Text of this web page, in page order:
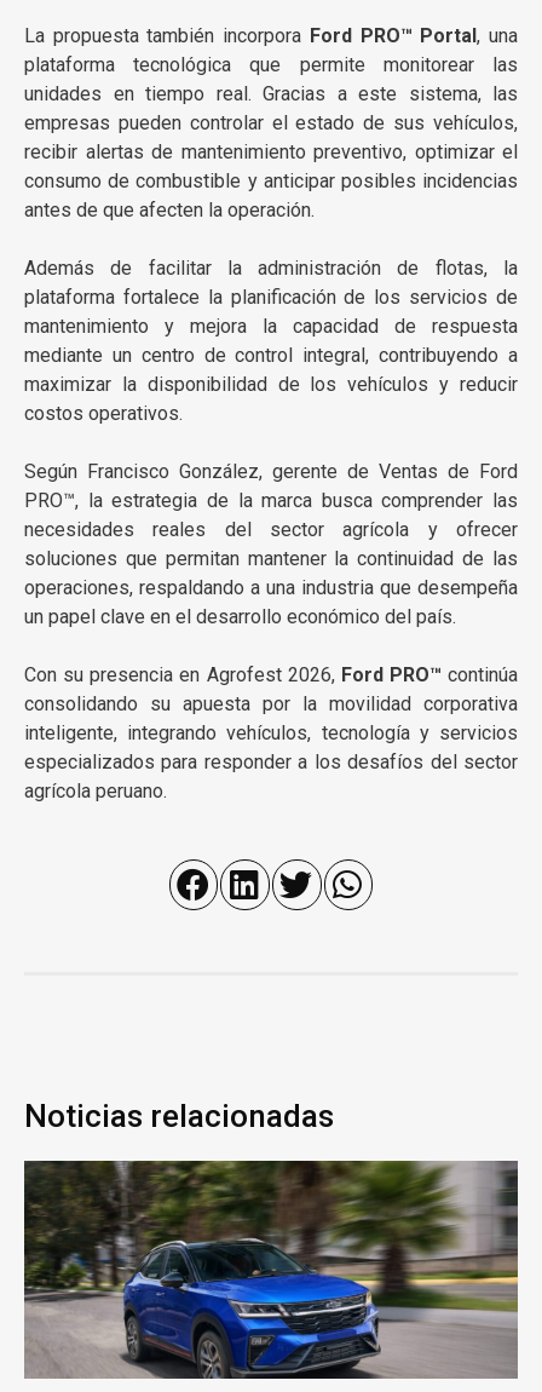
La propuesta también incorpora Ford PRO™ Portal, una
plataforma tecnológica que permite monitorear las
unidades en tiempo real. Gracias a este sistema, las
empresas pueden controlar el estado de sus vehículos,
recibir alertas de mantenimiento preventivo, optimizar el
consumo de combustible y anticipar posibles incidencias
antes de que afecten la operación.
Además de facilitar la administración de flotas, la
plataforma fortalece la planificación de los servicios de
mantenimiento y mejora la capacidad de respuesta
mediante un centro de control integral, contribuyendo a
maximizar la disponibilidad de los vehículos y reducir
costos operativos.
Según Francisco González, gerente de Ventas de Ford
PRO™, la estrategia de la marca busca comprender las
necesidades reales del sector agrícola y ofrecer
soluciones que permitan mantener la continuidad de las
operaciones, respaldando a una industria que desempeña
un papel clave en el desarrollo económico del país.
Con su presencia en Agrofest 2026, Ford PRO™ continúa
consolidando su apuesta por la movilidad corporativa
inteligente, integrando vehículos, tecnología y servicios
especializados para responder a los desafíos del sector
agrícola peruano.
Noticias relacionadas